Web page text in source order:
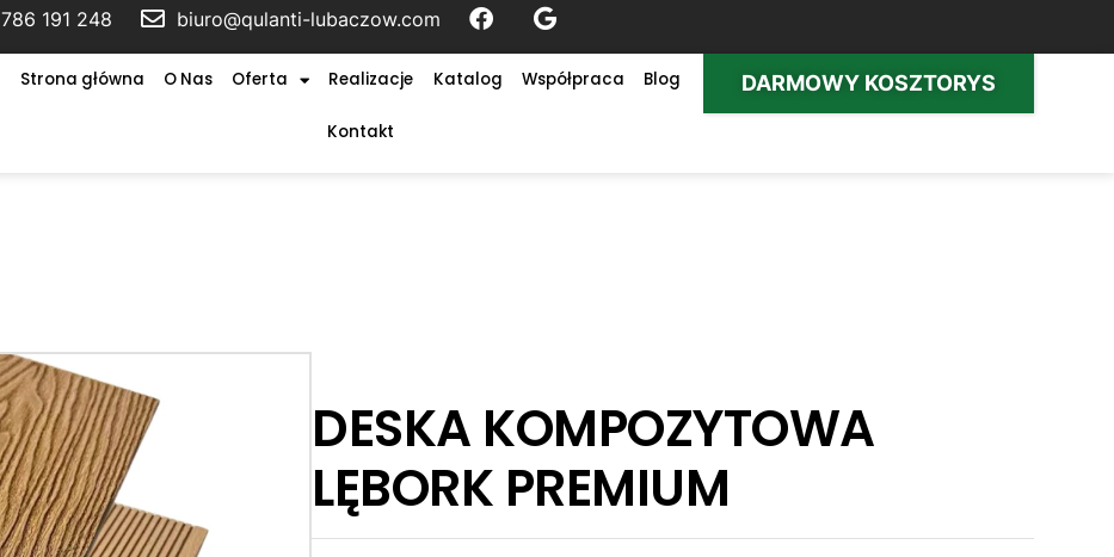
786 191 248 biuro@qulanti-lubaczow.com
Strona główna O Nas Oferta Realizacje Katalog Współpraca Blog
Kontakt
DARMOWY KOSZTORYS
DESKA KOMPOZYTOWA
LĘBORK PREMIUM